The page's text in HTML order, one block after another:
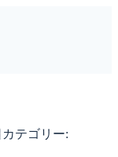
カテゴリー: